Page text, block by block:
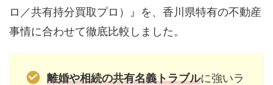
ロ／共有持分買取プロ）』を、香川県特有の不動産
事情に合わせて徹底比較しました。
離婚や相続の共有名義トラブルに強いラ